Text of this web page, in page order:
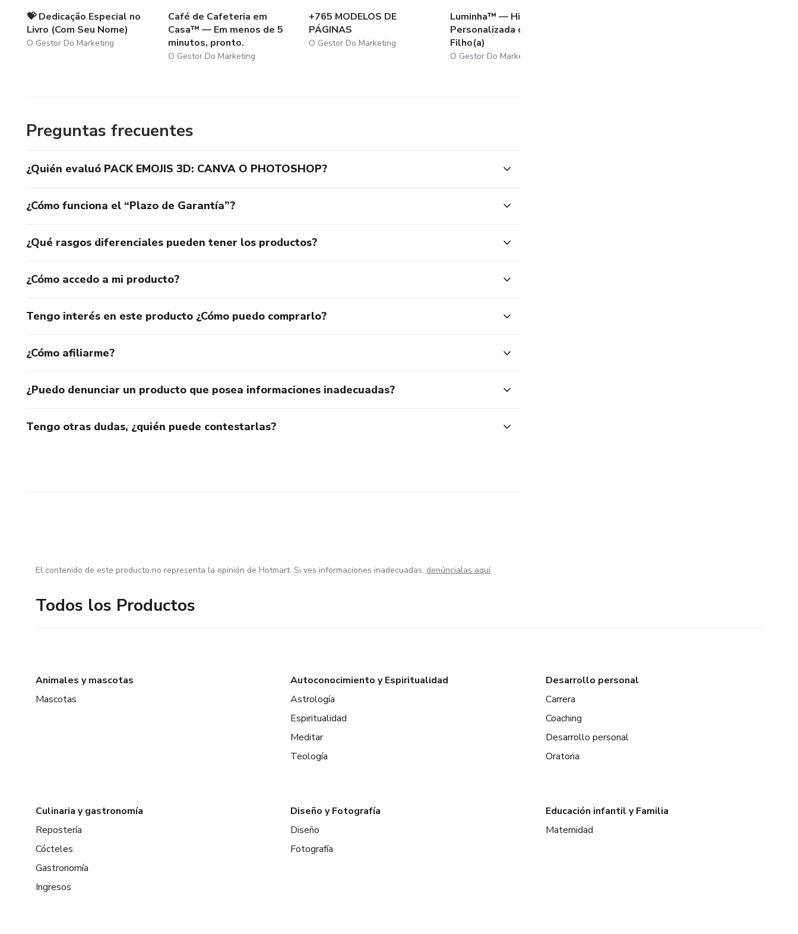
💝 Dedicação Especial no
Livro (Com Seu Nome)
O Gestor Do Marketing
Café de Cafeteria em
Casa™ — Em menos de 5
minutos, pronto.
O Gestor Do Marketing
+765 MODELOS DE
PÁGINAS
O Gestor Do Marketing
Luminha™ — História Cristã
Personalizada com Seu
Filho(a)
O Gestor Do Marketing
Preguntas frecuentes
¿Quién evaluó PACK EMOJIS 3D: CANVA O PHOTOSHOP?
¿Cómo funciona el “Plazo de Garantía”?
¿Qué rasgos diferenciales pueden tener los productos?
¿Cómo accedo a mi producto?
Tengo interés en este producto ¿Cómo puedo comprarlo?
¿Cómo afiliarme?
¿Puedo denunciar un producto que posea informaciones inadecuadas?
Tengo otras dudas, ¿quién puede contestarlas?
El contenido de este producto no representa la opinión de Hotmart. Si ves informaciones inadecuadas, denúncialas aquí
Todos los Productos
Animales y mascotas
Mascotas
Autoconocimiento y Espiritualidad
Astrología
Espiritualidad
Meditar
Teología
Desarrollo personal
Carrera
Coaching
Desarrollo personal
Oratoria
Culinaria y gastronomía
Repostería
Cócteles
Gastronomía
Ingresos
Diseño y Fotografía
Diseño
Fotografía
Educación infantil y Familia
Maternidad